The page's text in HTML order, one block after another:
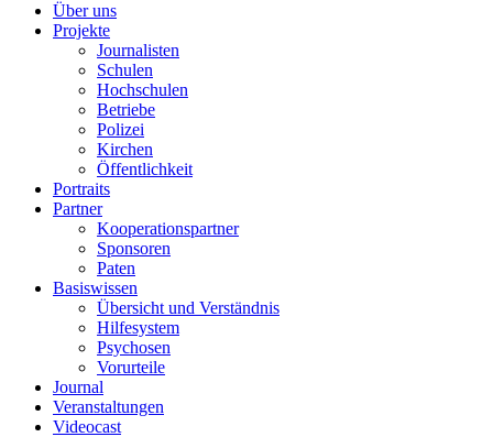
Über uns
Projekte
Journalisten
Schulen
Hochschulen
Betriebe
Polizei
Kirchen
Öffentlichkeit
Portraits
Partner
Kooperationspartner
Sponsoren
Paten
Basiswissen
Übersicht und Verständnis
Hilfesystem
Psychosen
Vorurteile
Journal
Veranstaltungen
Videocast